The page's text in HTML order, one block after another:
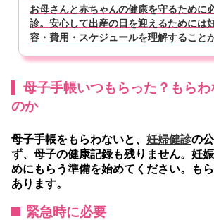
お母さんと赤ちゃんの健康を守るために
診。安心して出産の日を迎えるためには
容・費用・スケジュールを理解すること
母子手帳いつもらった？もら
のか
母子手帳をもらわないと、 妊婦健診の
ず、母子の健康記録も残りません。妊
めにもらう準備を始めてください。も
あります。
緊急時に必要